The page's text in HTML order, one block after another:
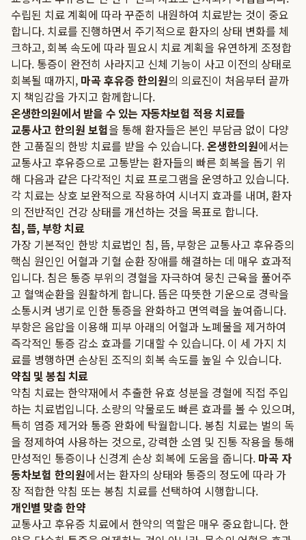
수립된 치료 계획에 따라 꾸준히 내원하여 치료받는 것이 중요
합니다. 치료를 진행하면서 주기적으로 환자의 상태 변화를 체
크하고, 회복 속도에 따라 필요시 치료 계획을 유연하게 조정합
니다. 통증이 완전히 사라지고 신체 기능이 사고 이전의 상태로
회복될 때까지, 마곡 후유증 한의원의 의료진이 처음부터 끝까
지 책임감을 가지고 함께합니다.
온생한의원에서 받을 수 있는 자동차보험 적용 치료들
교통사고 한의원 보험을 통해 환자들은 본인 부담금 없이 다양
한 고품질의 한방 치료를 받을 수 있습니다.온생한의원에서는
교통사고 후유증으로 고통받는 환자들의 빠른 회복을 돕기 위
해 다음과 같은 다각적인 치료 프로그램을 운영하고 있습니다.
각 치료는 상호 보완적으로 작용하여 시너지 효과를 내며, 환자
의 전반적인 건강 상태를 개선하는 것을 목표로 합니다.
침, 뜸, 부항 치료
가장 기본적인 한방 치료법인 침, 뜸, 부항은 교통사고 후유증의
핵심 원인인 어혈과 기혈 순환 장애를 해결하는 데 매우 효과적
입니다. 침은 통증 부위의 경혈을 자극하여 뭉친 근육을 풀어주
고 혈액순환을 원활하게 합니다. 뜸은 따뜻한 기운으로 경락을
소통시켜 냉기로 인한 통증을 완화하고 면역력을 높여줍니다.
부항은 음압을 이용해 피부 아래의 어혈과 노폐물을 제거하여
즉각적인 통증 감소 효과를 기대할 수 있습니다. 이 세 가지 치
료를 병행하면 손상된 조직의 회복 속도를 높일 수 있습니다.
약침 및 봉침 치료
약침 치료는 한약재에서 추출한 유효 성분을 경혈에 직접 주입
하는 치료법입니다. 소량의 약물로도 빠른 효과를 볼 수 있으며,
특히 염증 제거와 통증 완화에 탁월합니다. 봉침 치료는 벌의 독
을 정제하여 사용하는 것으로, 강력한 소염 및 진통 작용을 통해
만성적인 통증이나 신경계 손상 회복에 도움을 줍니다. 마곡 자
동차보험 한의원에서는 환자의 상태와 통증의 정도에 따라 가
장 적합한 약침 또는 봉침 치료를 선택하여 시행합니다.
개인별 맞춤 한약
교통사고 후유증 치료에서 한약의 역할은 매우 중요합니다. 한